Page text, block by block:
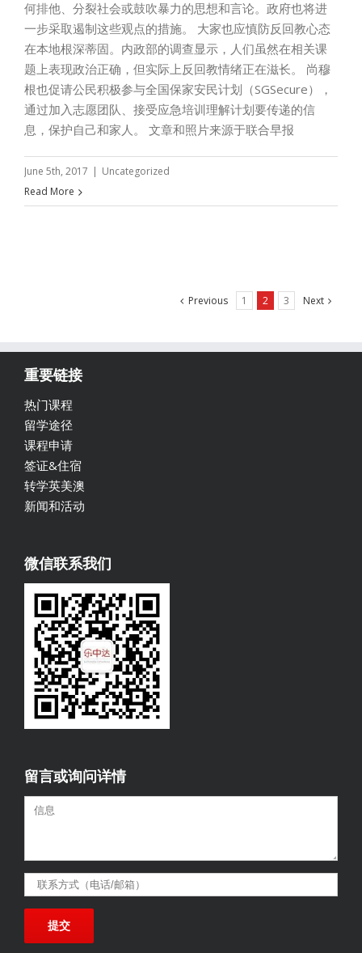
何排他、分裂社会或鼓吹暴力的思想和言论。政府也将进
一步采取遏制这些观点的措施。 大家也应慎防反回教心态
在本地根深蒂固。内政部的调查显示，人们虽然在相关课
题上表现政治正确，但实际上反回教情绪正在滋长。 尚穆
根也促请公民积极参与全国保家安民计划（SGSecure），
通过加入志愿团队、接受应急培训理解计划要传递的信
息，保护自己和家人。 文章和照片来源于联合早报
June 5th, 2017 | Uncategorized
Read More
Previous 1 2 3 Next
重要链接
热门课程
留学途径
课程申请
签证&住宿
转学英美澳
新闻和活动
微信联系我们
留言或询问详情